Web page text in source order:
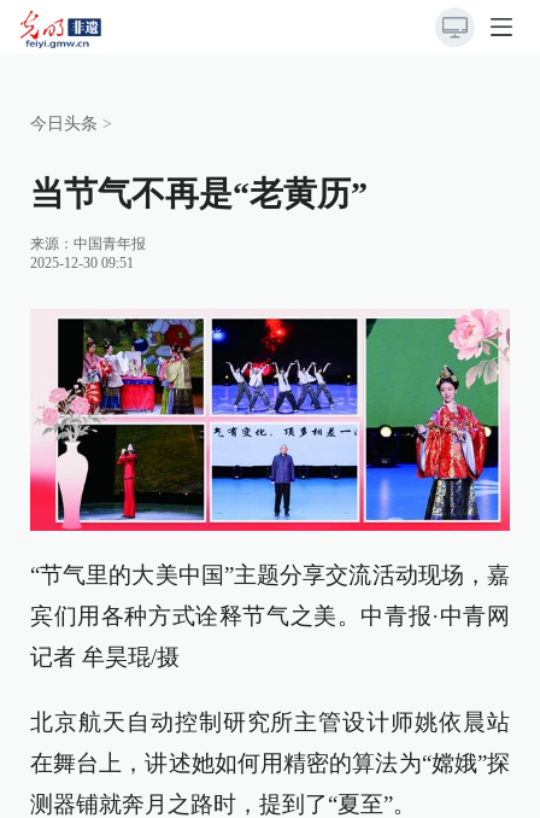
今日头条 >
当节气不再是“老黄历”
来源： 中国青年报
2025-12-30 09:51
“节气里的大美中国”主题分享交流活动现场，嘉
宾们用各种方式诠释节气之美。中青报·中青网
记者 牟昊琨/摄
北京航天自动控制研究所主管设计师姚依晨站
在舞台上，讲述她如何用精密的算法为“嫦娥”探
测器铺就奔月之路时，提到了“夏至”。